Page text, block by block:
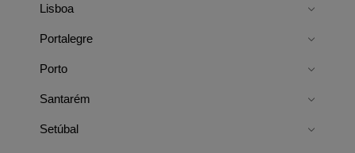
Lisboa
Portalegre
Porto
Santarém
Setúbal